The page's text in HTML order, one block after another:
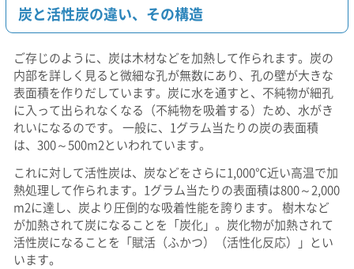
炭と活性炭の違い、その構造
ご存じのように、炭は木材などを加熱して作られます。炭の
内部を詳しく見ると微細な孔が無数にあり、孔の壁が大きな
表面積を作りだしています。炭に水を通すと、不純物が細孔
に入って出られなくなる（不純物を吸着する）ため、水がき
れいになるのです。 一般に、1グラム当たりの炭の表面積
は、300～500m2といわれています。
これに対して活性炭は、炭などをさらに1,000℃近い高温で加
熱処理して作られます。1グラム当たりの表面積は800～2,000
m2に達し、炭より圧倒的な吸着性能を誇ります。 樹木など
が加熱されて炭になることを「炭化」。炭化物が加熱されて
活性炭になることを「賦活（ふかつ）（活性化反応）」とい
います。